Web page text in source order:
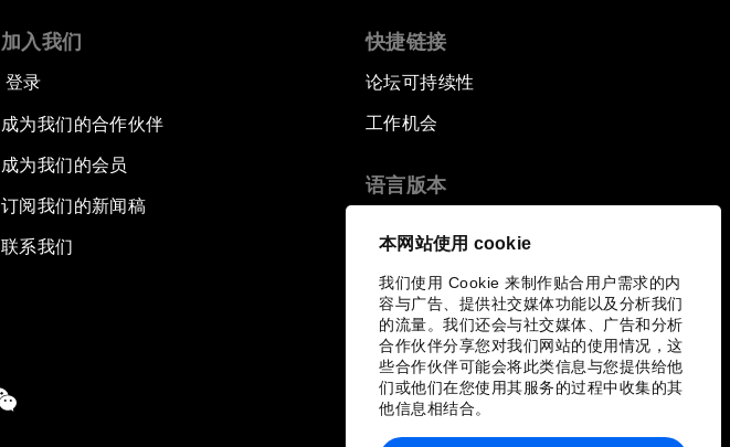
本网站使用 cookie
我们使用 Cookie 来制作贴合用户需求的内
容与广告、提供社交媒体功能以及分析我们
的流量。我们还会与社交媒体、广告和分析
合作伙伴分享您对我们网站的使用情况，这
些合作伙伴可能会将此类信息与您提供给他
们或他们在您使用其服务的过程中收集的其
他信息相结合。
加入我们
登录
成为我们的合作伙伴
成为我们的会员
订阅我们的新闻稿
联系我们
快捷链接
论坛可持续性
工作机会
语言版本